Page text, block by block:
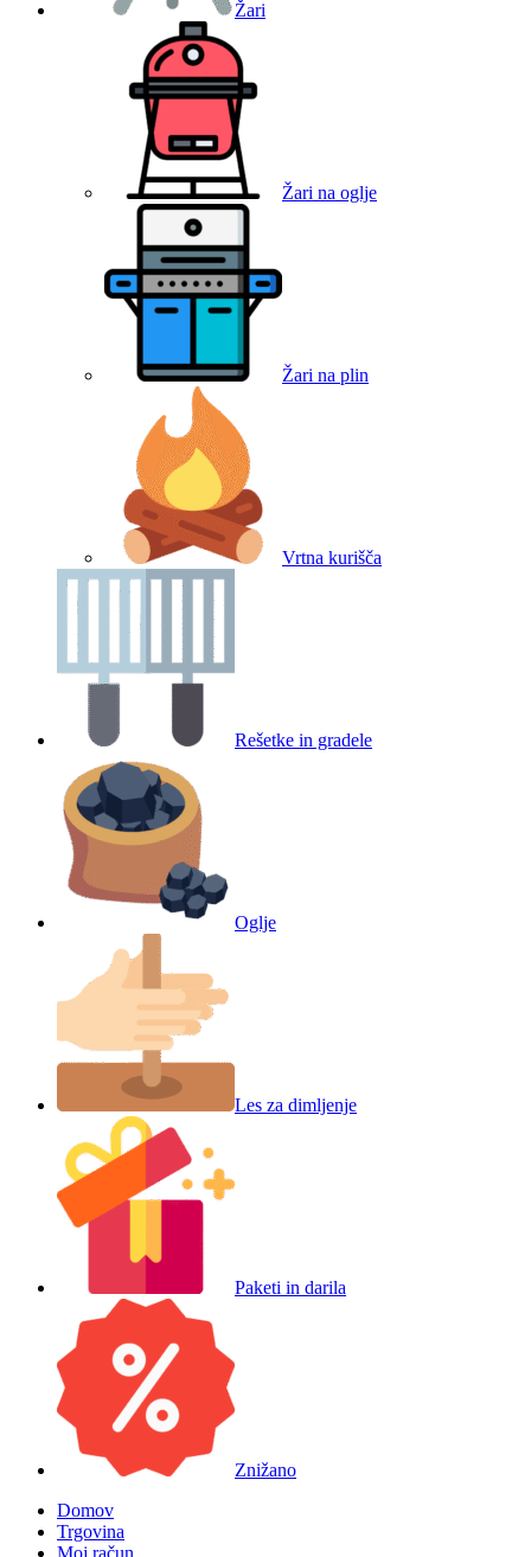
Žari
Žari na oglje
Žari na plin
Vrtna kurišča
Rešetke in gradele
Oglje
Les za dimljenje
Paketi in darila
Znižano
Domov
Trgovina
Moj račun